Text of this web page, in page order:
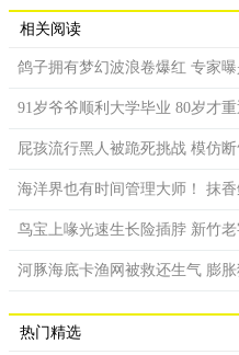
相关阅读
鸽子拥有梦幻波浪卷爆红 专家
91岁爷爷顺利大学毕业 80岁才
屁孩流行黑人被跪死挑战 模仿
海洋界也有时间管理大师！ 抹
鸟宝上喙光速生长险插脖 新竹
河豚海底卡渔网被救还生气 膨
热门精选